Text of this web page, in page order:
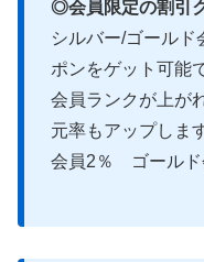
◎会員限定の割引
シルバー/ゴールド
ポンをゲット可能
会員ランクが上が
元率もアップしま
会員2％ ゴールド